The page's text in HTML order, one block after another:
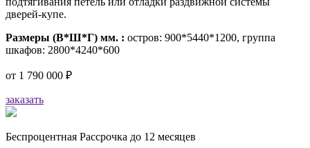
дверей-купе.
Размеры (В*Ш*Г) мм. : остров: 900*5440*1200, группа
шкафов: 2800*4240*600
от 1 790 000 ₽
заказать
Беспроцентная Рассрочка до 12 месяцев